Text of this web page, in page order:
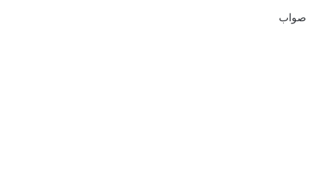
صواب